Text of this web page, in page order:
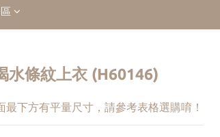
水條紋上衣 (H60146)
最下方有平量尺寸，請參考表格選購唷！